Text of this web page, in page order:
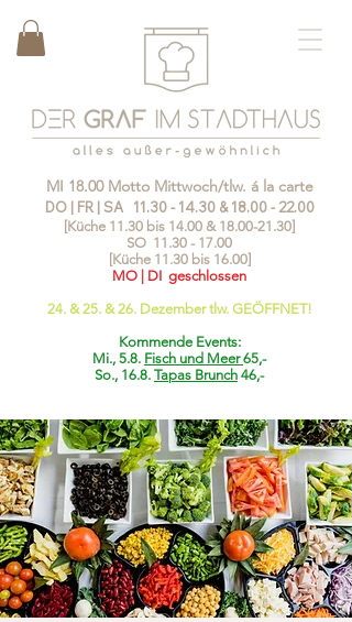
MI 18.00 Motto Mittwoch/tlw. á la carte
DO | FR | SA 11.30 - 14.30&18.00 - 22.00
[Küche 11.30 bis 14.00 & 18.00-21.30]
SO 11.30 - 17.00
[Küche 11.30 bis 16.00]
MO | DI geschlossen
24. & 25. & 26. Dezember tlw. GEÖFFNET!
Kommende Events:
Mi., 5.8. Fisch und Meer65,-
So., 16.8. Tapas Brunch 46,-